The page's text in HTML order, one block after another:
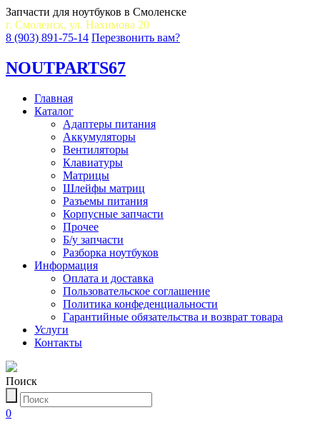
Запчасти для ноутбуков в Смоленске
г. Смоленск, ул. Нахимова 20
8 (903) 891-75-14 Перезвонить вам?
NOUTPARTS67
Главная
Каталог
Адаптеры питания
Аккумуляторы
Вентиляторы
Клавиатуры
Матрицы
Шлейфы матриц
Разъемы питания
Корпусные запчасти
Прочее
Б/у запчасти
Разборка ноутбуков
Информация
Оплата и доставка
Пользовательское соглашение
Политика конфеденциальности
Гарантийные обязательства и возврат товара
Услуги
Контакты
Поиск
0